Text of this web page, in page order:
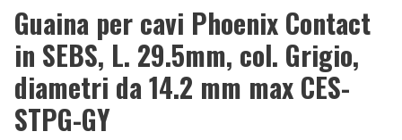
Guaina per cavi Phoenix Contact
in SEBS, L. 29.5mm, col. Grigio,
diametri da 14.2 mm max CES-
STPG-GY